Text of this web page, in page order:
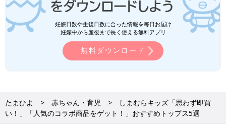
妊娠日数や生後日数に合った情報を毎日お届け
妊娠中から産後まで長く使える無料アプリ
無料ダウンロード
たまひよ 赤ちゃん・育児
しまむらキッズ「思わず即買
い！」「人気のコラボ商品をゲット！」おすすめトップス5選